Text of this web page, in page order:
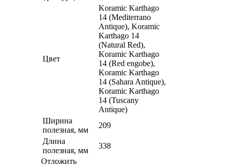
Цвет
Koramic Karthago
14 (Mediterrano
Antique), Koramic
Karthago 14
(Natural Red),
Koramic Karthago
14 (Red engobe),
Koramic Karthago
14 (Sahara Antique),
Koramic Karthago
14 (Tuscany
Antique)
Ширина
полезная, мм
209
Длина
полезная, мм
338
Отложить